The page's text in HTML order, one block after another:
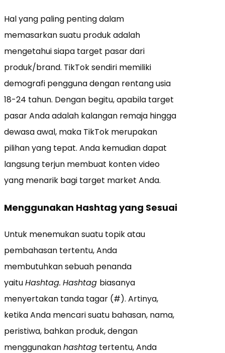
Hal yang paling penting dalam
memasarkan suatu produk adalah
mengetahui siapa target pasar dari
produk/brand. TikTok sendiri memiliki
demografi pengguna dengan rentang usia
18-24 tahun. Dengan begitu, apabila target
pasar Anda adalah kalangan remaja hingga
dewasa awal, maka TikTok merupakan
pilihan yang tepat. Anda kemudian dapat
langsung terjun membuat konten video
yang menarik bagi target market Anda.
Menggunakan Hashtag yang Sesuai
Untuk menemukan suatu topik atau
pembahasan tertentu, Anda
membutuhkan sebuah penanda
yaituHashtag. Hashtag biasanya
menyertakan tanda tagar (#). Artinya,
ketika Anda mencari suatu bahasan, nama,
peristiwa, bahkan produk, dengan
menggunakanhashtag tertentu, Anda